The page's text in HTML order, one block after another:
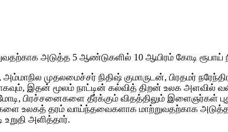
அடுத்த 5 ஆண்டுகளில் 10 ஆயிரம் கோடி ரூபாய்
முதலமைச்சர் நிதிஷ் குமாருடன், பிரதமர்
இதன் மூலம் நாட்டின் கல்வித் திறன் உலக அளவில்
தீர்க்கும் விதத்திலும் இளைஞர்கள்
உலகத் தரம் வாய்ந்தவைகளாக மாற்றுவதற்காக
அளித்தார்.